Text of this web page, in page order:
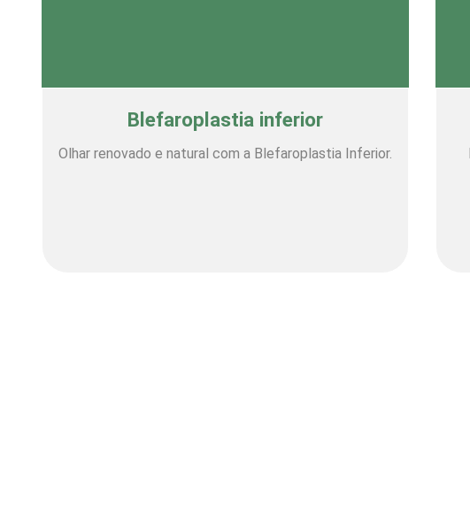
Blefaroplastia inferior
Olhar renovado e natural com a Blefaroplastia Inferior.